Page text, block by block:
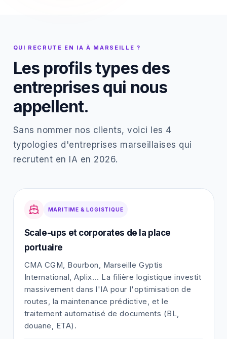
QUI RECRUTE EN IA À MARSEILLE ?
Les profils types des
entreprises qui nous
appellent.
Sans nommer nos clients, voici les 4
typologies d'entreprises marseillaises qui
recrutent en IA en 2026.
MARITIME & LOGISTIQUE
Scale-ups et corporates de la place
portuaire
CMA CGM, Bourbon, Marseille Gyptis
International, Aplix... La filière logistique investit
massivement dans l'IA pour l'optimisation de
routes, la maintenance prédictive, et le
traitement automatisé de documents (BL,
douane, ETA).